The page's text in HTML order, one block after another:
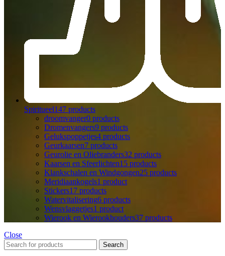
Spiritueel147 products
droomvanger0 products
Dromenvangers9 products
Gelukspoppetjes4 products
Geurkaarsen7 products
Geurolie en Oliebranders32 products
Kaarsen en Sfeerlichten15 products
Klankschalen en Windgongen25 products
Meridiaankogels1 product
Stickers17 products
Watervitalisering6 products
Wensvlaggetjes1 product
Wierook en Wierookhouders37 products
Close
Search